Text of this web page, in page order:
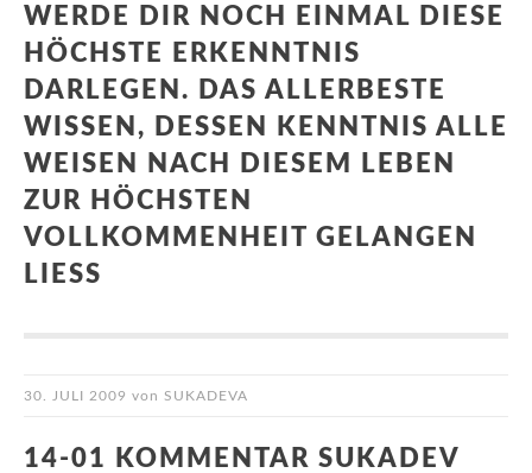
WERDE DIR NOCH EINMAL DIESE
HÖCHSTE ERKENNTNIS
DARLEGEN. DAS ALLERBESTE
WISSEN, DESSEN KENNTNIS ALLE
WEISEN NACH DIESEM LEBEN
ZUR HÖCHSTEN
VOLLKOMMENHEIT GELANGEN
LIESS
30. JULI 2009 von SUKADEVA
14-01 KOMMENTAR SUKADEV